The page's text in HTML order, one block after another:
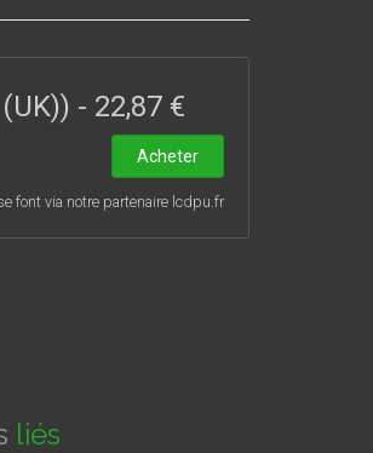
et chronologiques. Ces
unioniste ; elle ouvre la
- 22,87 €
Acheter
font via notre partenaire lcdpu.fr
liés